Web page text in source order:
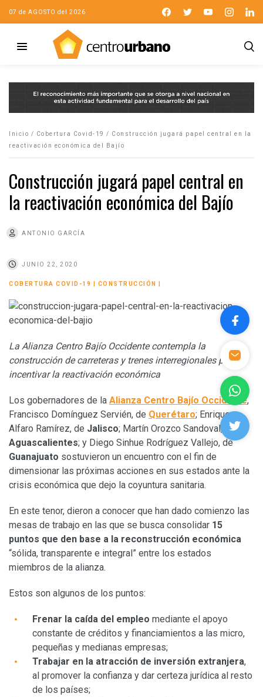
07 de AGOSTO del 2026
Inicio / Cobertura Covid-19 / Construcción jugará papel central en la
reactivación económica del Bajío
Construcción jugará papel central en
la reactivación económica del Bajío
ANTONIO GARCÍA
JUNIO 22, 2020
COBERTURA COVID-19 CONSTRUCCIÓN
La Alianza Centro Bajío Occidente contempla la
construcción de carreteras y trenes interregionales para
incentivar la reactivación económica
Los gobernadores de la Alianza Centro Bajío Occidente,
Francisco Domínguez Servién, de Querétaro; Enrique
Alfaro Ramírez, de Jalisco; Martín Orozco Sandoval, de
Aguascalientes; y Diego Sinhue Rodríguez Vallejo, de
Guanajuato sostuvieron un encuentro con el fin de
dimensionar las próximas acciones en sus estados ante la
crisis económica que dejo la coyuntura sanitaria.
En este tenor, dieron a conocer que han dado comienzo las
mesas de trabajo en las que se busca consolidar 15
puntos que den base a la reconstrucción económica
“sólida, transparente e integral” entre los estados
miembros de la alianza.
Estos son algunos de los puntos:
Frenar la caída del empleo mediante el apoyo
constante de créditos y financiamientos a las micro,
pequeñas y medianas empresas;
Trabajar en la atracción de inversión extranjera,
al promover la confianza y dar certeza jurídica al resto
de los países;